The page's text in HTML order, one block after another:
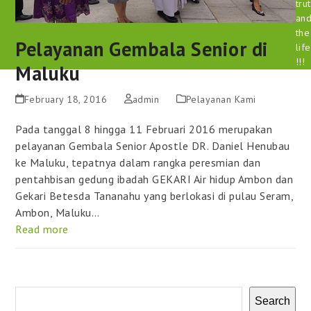
Pelayanan Gembala Senior di
Maluku
February 18, 2016 admin Pelayanan Kami
Pada tanggal 8 hingga 11 Februari 2016 merupakan
pelayanan Gembala Senior Apostle DR. Daniel Henubau
ke Maluku, tepatnya dalam rangka peresmian dan
pentahbisan gedung ibadah GEKARI Air hidup Ambon dan
Gekari Betesda Tananahu yang berlokasi di pulau Seram,
Ambon, Maluku…
Read more
Search
the
life
!!!